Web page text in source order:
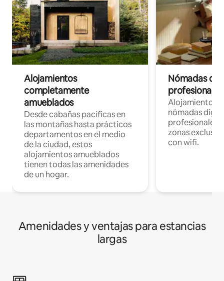
Alojamientos
completamente
amueblados
Desde cabañas pacíficas en
las montañas hasta prácticos
departamentos en el medio
de la ciudad, estos
alojamientos amueblados
tienen todas las amenidades
de un hogar.
Nómadas
Alojamientos
nómadas
profesionales
zonas
con wifi.
Amenidades y ventajas para estancias
largas